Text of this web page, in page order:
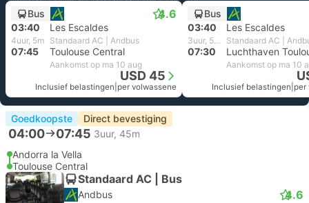
Bus
4.6
03:40 Les Escaldes
4uur, 5m Standaard AC | Andbus
07:45 Toulouse Central
Aankomst op ma 10 aug
USD 45
Inclusief belastingen per volwassene
Bus
03:40
Les Escaldes
3uur, 50m Standaard AC |
07:30
Aankomst op ma 10
Inclusief belastingen per
Goedkoopste Direct bevestiging
04:00 07:45 3uur, 45m
Andorra la Vella
Toulouse Central
Standaard AC | Bus
Andbus 4.6